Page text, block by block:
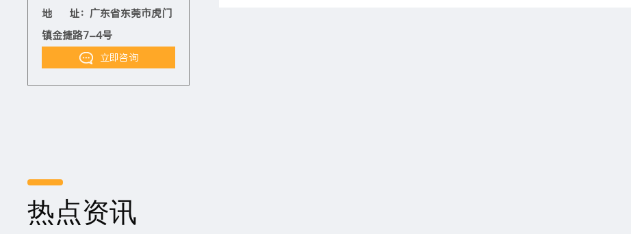
地 址：广东省东莞市虎门
镇金捷路7-4号
立即咨询
热点资讯